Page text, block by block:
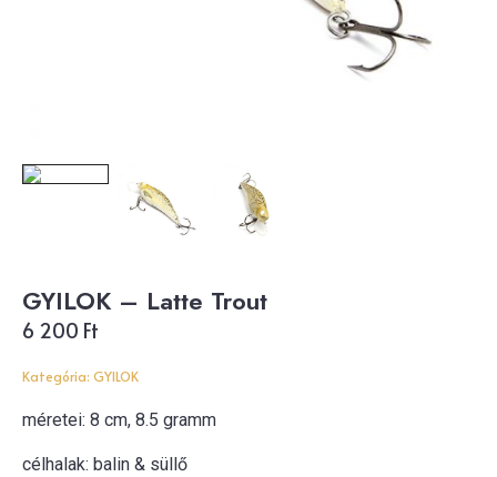
GYILOK – Latte Trout
6 200 Ft
Kategória: GYILOK
méretei: 8 cm, 8.5 gramm
célhalak: balin & süllő